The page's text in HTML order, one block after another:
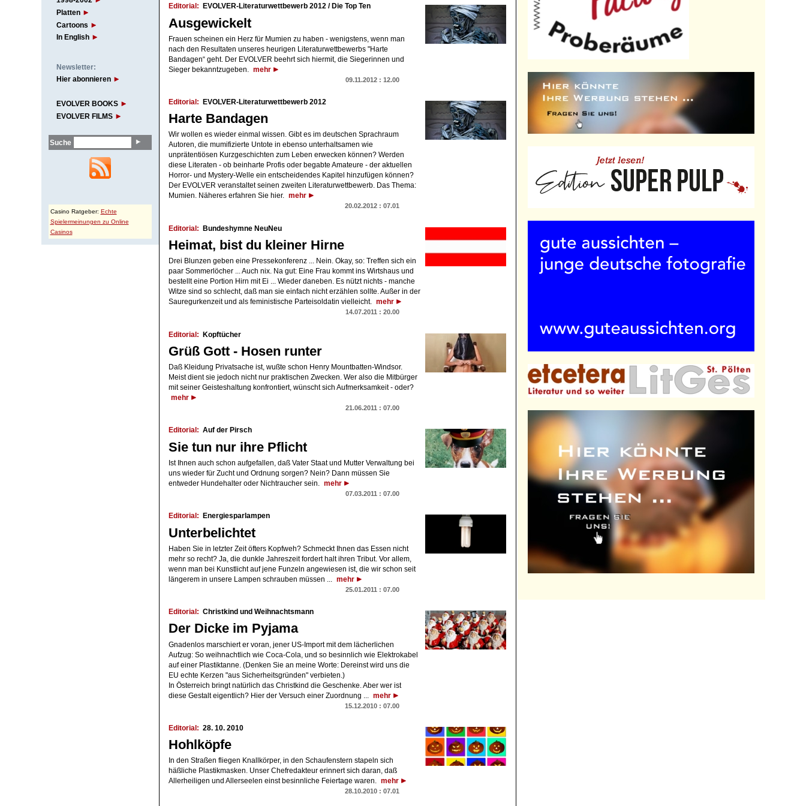
Platten
Cartoons
In English
Newsletter:
Hier abonnieren
EVOLVER BOOKS
EVOLVER FILMS
Suche
Casino Ratgeber: Echte
Spielermeinungen zu Online
Casinos
Editorial: EVOLVER-Literaturwettbewerb 2012 / Die Top Ten
Ausgewickelt
Frauen scheinen ein Herz für Mumien zu haben - wenigstens, wenn man
nach den Resultaten unseres heurigen Literaturwettbewerbs "Harte
Bandagen“ geht. Der EVOLVER beehrt sich hiermit, die Siegerinnen und
Sieger bekanntzugeben.
mehr
09.11.2012 : 12.00
Editorial: EVOLVER-Literaturwettbewerb 2012
Harte Bandagen
Wir wollen es wieder einmal wissen. Gibt es im deutschen Sprachraum
Autoren, die mumifizierte Untote in ebenso unterhaltsamen wie
unprätentiösen Kurzgeschichten zum Leben erwecken können? Werden
diese Literaten - ob beinharte Profis oder begabte Amateure - der aktuellen
Horror- und Mystery-Welle ein entscheidendes Kapitel hinzufügen können?
Der EVOLVER veranstaltet seinen zweiten Literaturwettbewerb. Das Thema:
Mumien. Näheres erfahren Sie hier. mehr
20.02.2012 : 07.01
Editorial: Bundeshymne NeuNeu
Heimat, bist du kleiner Hirne
Drei Blunzen geben eine Pressekonferenz ... Nein. Okay, so: Treffen sich ein
paar Sommerlöcher ... Auch nix. Na gut: Eine Frau kommt ins Wirtshaus und
bestellt eine Portion Hirn mit Ei ... Wieder daneben. Es nützt nichts - manche
Witze sind so schlecht, daß man sie einfach nicht erzählen sollte. Außer in der
Sauregurkenzeit und als feministische Parteisoldatin vielleicht.
mehr
14.07.2011 : 20.00
Editorial: Kopftücher
Grüß Gott - Hosen runter
Daß Kleidung Privatsache ist, wußte schon Henry Mountbatten-Windsor.
Meist dient sie jedoch nicht nur praktischen Zwecken. Wer also die Mitbürger
mit seiner Geisteshaltung konfrontiert, wünscht sich Aufmerksamkeit - oder?
mehr
21.06.2011 : 07.00
Editorial: Auf der Pirsch
Sie tun nur ihre Pflicht
Ist Ihnen auch schon aufgefallen, daß Vater Staat und Mutter Verwaltung bei
uns wieder für Zucht und Ordnung sorgen? Nein? Dann müssen Sie
entweder Hundehalter oder Nichtraucher sein.
mehr
07.03.2011 : 07.00
Editorial: Energiesparlampen
Unterbelichtet
Haben Sie in letzter Zeit öfters Kopfweh? Schmeckt Ihnen das Essen nicht
mehr so recht? Ja, die dunkle Jahreszeit fordert halt ihren Tribut. Vor allem,
wenn man bei Kunstlicht auf jene Funzeln angewiesen ist, die wir schon seit
längerem in unsere Lampen schrauben müssen ...
mehr
25.01.2011 : 07.00
Editorial: Christkind und Weihnachtsmann
Der Dicke im Pyjama
Gnadenlos marschiert er voran, jener US-Import mit dem lächerlichen
Aufzug: So weihnachtlich wie Coca-Cola, und so besinnlich wie Elektrokabel
auf einer Plastiktanne. (Denken Sie an meine Worte: Dereinst wird uns die
EU echte Kerzen "aus Sicherheitsgründen" verbieten.)
In Österreich bringt natürlich das Christkind die Geschenke. Aber wer ist
diese Gestalt eigentlich? Hier der Versuch einer Zuordnung ...
mehr
15.12.2010 : 07.00
Editorial: 28. 10. 2010
Hohlköpfe
In den Straßen fliegen Knallkörper, in den Schaufenstern stapeln sich
häßliche Plastikmasken. Unser Chefredakteur erinnert sich daran, daß
Allerheiligen und Allerseelen einst besinnliche Feiertage waren.
mehr
28.10.2010 : 07.01